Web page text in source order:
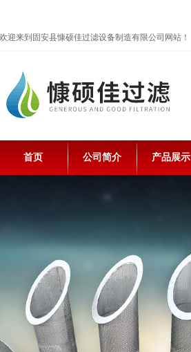
欢迎来到固安县慷硕佳过滤设备制造有限公司网站！
首页 公司简介 产品展示